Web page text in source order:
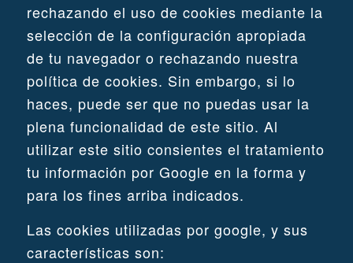
rechazando el uso de cookies mediante la
selección de la configuración apropiada
de tu navegador o rechazando nuestra
política de cookies. Sin embargo, si lo
haces, puede ser que no puedas usar la
plena funcionalidad de este sitio. Al
utilizar este sitio consientes el tratamiento
tu información por Google en la forma y
para los fines arriba indicados.
Las cookies utilizadas por google, y sus
características son: